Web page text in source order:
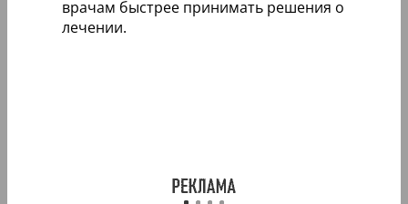
врачам быстрее принимать решения о
лечении.